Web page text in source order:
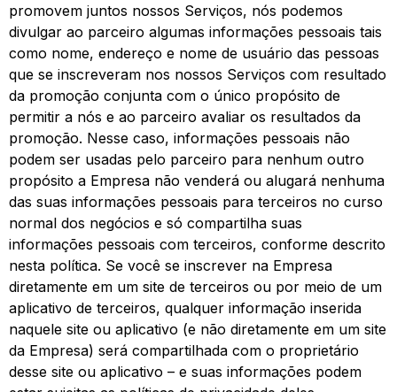
promovem juntos nossos Serviços, nós podemos
divulgar ao parceiro algumas informações pessoais tais
como nome, endereço e nome de usuário das pessoas
que se inscreveram nos nossos Serviços com resultado
da promoção conjunta com o único propósito de
permitir a nós e ao parceiro avaliar os resultados da
promoção. Nesse caso, informações pessoais não
podem ser usadas pelo parceiro para nenhum outro
propósito a Empresa não venderá ou alugará nenhuma
das suas informações pessoais para terceiros no curso
normal dos negócios e só compartilha suas
informações pessoais com terceiros, conforme descrito
nesta política. Se você se inscrever na Empresa
diretamente em um site de terceiros ou por meio de um
aplicativo de terceiros, qualquer informação inserida
naquele site ou aplicativo (e não diretamente em um site
da Empresa) será compartilhada com o proprietário
desse site ou aplicativo – e suas informações podem